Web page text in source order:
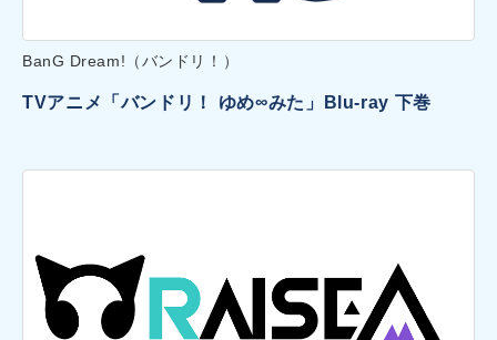
BanG Dream!（バンドリ！）
TVアニメ「バンドリ！ ゆめ∞みた」Blu-ray 下巻